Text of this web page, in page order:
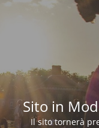
Sito in
Il sito tornerà